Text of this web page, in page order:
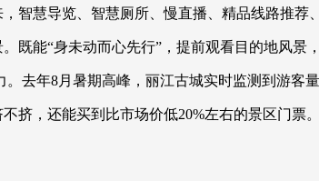
慧导览、智慧厕所、慢直播、精品线路推荐
能“身未动而心先行”，提前观看目的地风景
年8月暑期高峰，丽江古城实时监测到游客量
，还能买到比市场价低20%左右的景区门票。